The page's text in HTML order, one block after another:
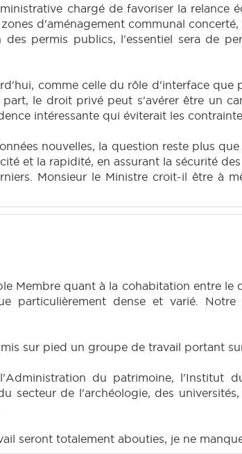
chargé de favoriser la relance
d'aménagement communal
permis publics, l'essentiel sera de
comme celle du rôle d'interface
le droit privé peut s'avérer être un
intéressante qui éviterait les
nouvelles, la question reste plus
et la rapidité, en assurant la sécurité
Monsieur le Ministre croit-il être à
Membre quant à la cohabitation entre
particulièrement dense et varié.
sur pied un groupe de travail portant
du patrimoine, l'Institut
secteur de l'archéologie, des
seront totalement abouties, je ne